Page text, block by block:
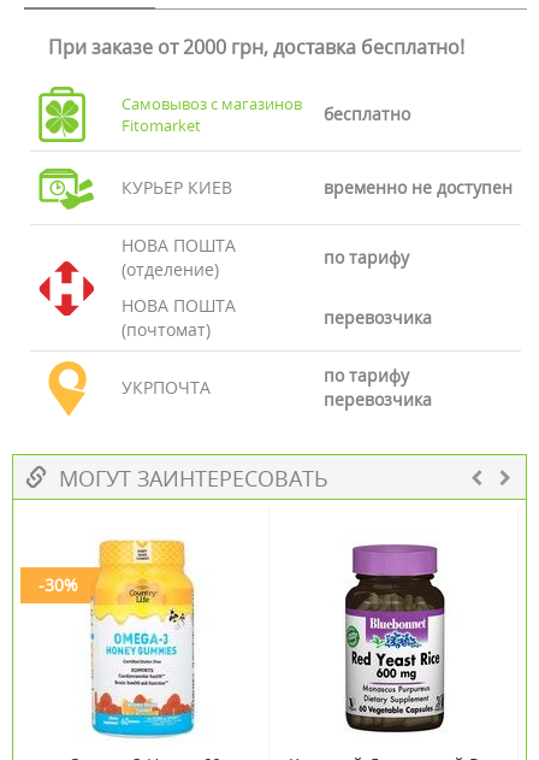
При заказе от 2000 грн, доставка бесплатно!
Самовывоз с магазинов
Fitomarket
бесплатно
КУРЬЕР КИЕВ временно не доступен
НОВА ПОШТА
(отделение)
по тарифу
НОВА ПОШТА
(почтомат)
перевозчика
УКРПОЧТА
по тарифу
перевозчика
МОГУТ ЗАИНТЕРЕСОВАТЬ
-30%